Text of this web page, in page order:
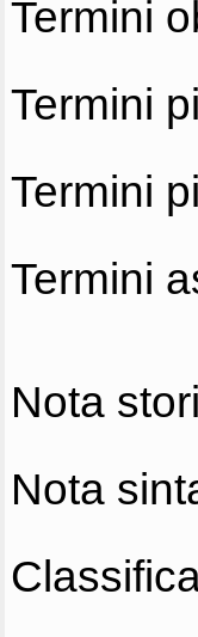
Termini
Termini
Termini
Termini
Nota
Nota